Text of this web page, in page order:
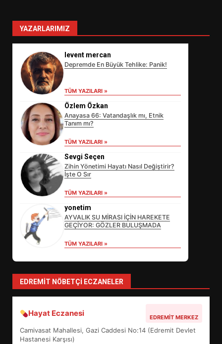
YAZARLARIMIZ
levent mercan
Depremde En Büyük Tehlike: Panik!
TÜM YAZILARI »
Özlem Özkan
Anayasa 66: Vatandaşlık mı, Etnik
Tanım mı?
TÜM YAZILARI »
Sevgi Seçen
Zihin Yönetimi Hayatı Nasıl Değiştirir?
İşte O Sır
TÜM YAZILARI »
yonetim
AYVALIK SU MİRASI İÇİN HAREKETE
GEÇİYOR: GÖZLER BULUŞMADA
TÜM YAZILARI »
EDREMIT NÖBETÇI ECZANELER
Hayat Eczanesi EDREMIT MERKEZ
Camivasat Mahallesi, Gazi Caddesi No:14 (Edremit Devlet
Hastanesi Karşısı)
SÜRDÜRÜLEBİLİRLİKTE NE
DEĞİŞECEK?
4
5
BALIKESİR MÜZELERİNDE SÜRE
UZATILDI: NE DEĞİŞTİ?